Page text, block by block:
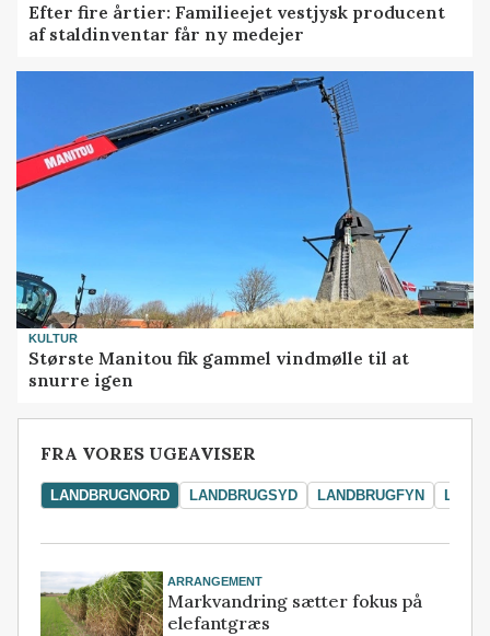
Efter fire årtier: Familieejet vestjysk producent
af staldinventar får ny medejer
KULTUR
Største Manitou fik gammel vindmølle til at
snurre igen
FRA VORES UGEAVISER
LANDBRUGNORD LANDBRUGSYD LANDBRUGFYN
ARRANGEMENT
Markvandring sætter fokus på
elefantgræs